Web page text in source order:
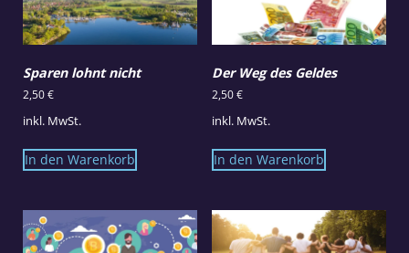
Sparen lohnt nicht
2,50€
inkl. MwSt.
In den Warenkorb
Der Weg des Geldes
2,50€
inkl. MwSt.
In den Warenkorb